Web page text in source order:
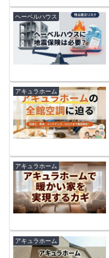
ヘーベルハウス
アキュラホーム
アキュラホーム
アキュラホーム